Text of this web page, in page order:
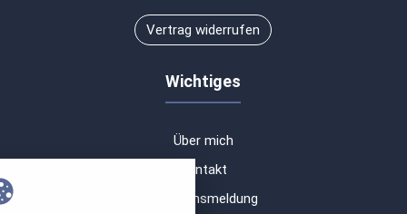
Vertrag widerrufen
Wichtiges
Über mich
Kontakt
Schadensmeldung